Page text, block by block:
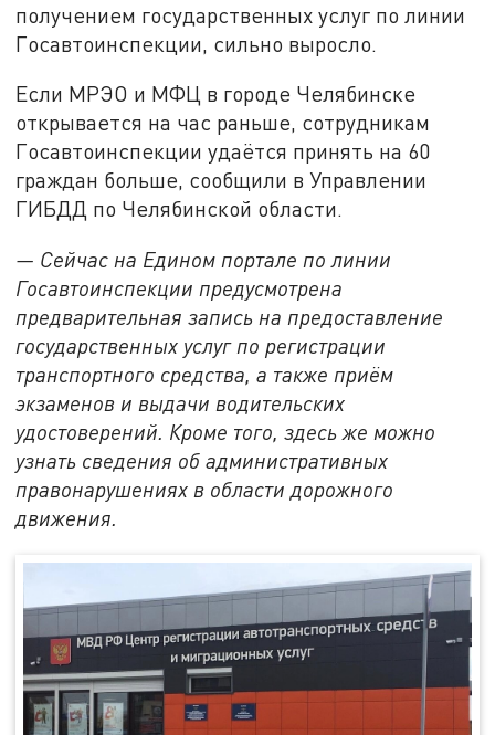
получением государственных услуг по линии
Госавтоинспекции, сильно выросло.
Если МРЭО и МФЦ в городе Челябинске
открывается на час раньше, сотрудникам
Госавтоинспекции удаётся принять на 60
граждан больше, сообщили в Управлении
ГИБДД по Челябинской области.
— Сейчас на Едином портале по линии
Госавтоинспекции предусмотрена
предварительная запись на предоставление
государственных услуг по регистрации
транспортного средства, а также приём
экзаменов и выдачи водительских
удостоверений. Кроме того, здесь же можно
узнать сведения об административных
правонарушениях в области дорожного
движения.